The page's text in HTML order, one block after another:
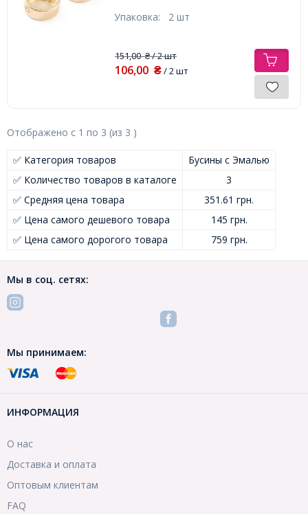
Упаковка: 2 шт
151,00₴/ 2 шт
106,00 ₴/ 2 шт
Отображено с 1 по 3 (из 3 )
✅ Категория товаров
Бусины с Эмалью
✅ Количество товаров в каталоге
3
✅ Средняя цена товара
351.61 грн.
✅ Цена самого дешевого товара
145 грн.
✅ Цена самого дорогого товара
759 грн.
Мы в соц. сетях:
Мы принимаем:
ИНФОРМАЦИЯ
О нас
Доставка и оплата
Оптовым клиентам
FAQ